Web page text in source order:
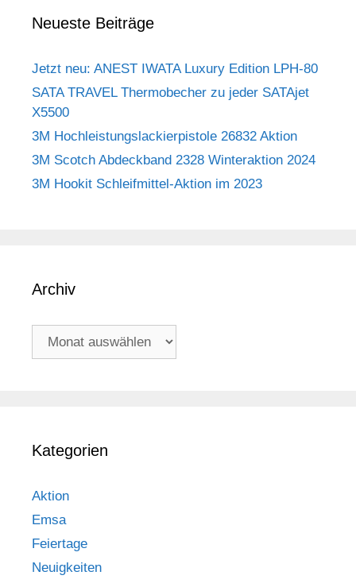
Neueste Beiträge
Jetzt neu: ANEST IWATA Luxury Edition LPH-80
SATA TRAVEL Thermobecher zu jeder SATAjet
X5500
3M Hochleistungslackierpistole 26832 Aktion
3M Scotch Abdeckband 2328 Winteraktion 2024
3M Hookit Schleifmittel-Aktion im 2023
Archiv
Archiv
Kategorien
Aktion
Emsa
Feiertage
Neuigkeiten